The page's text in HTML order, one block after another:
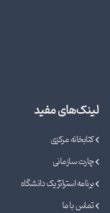
لینک‌های مفید
کتابخانه مرکزی
چارت سازمانی
برنامه استراتژیک دانشگاه
تماس با ما